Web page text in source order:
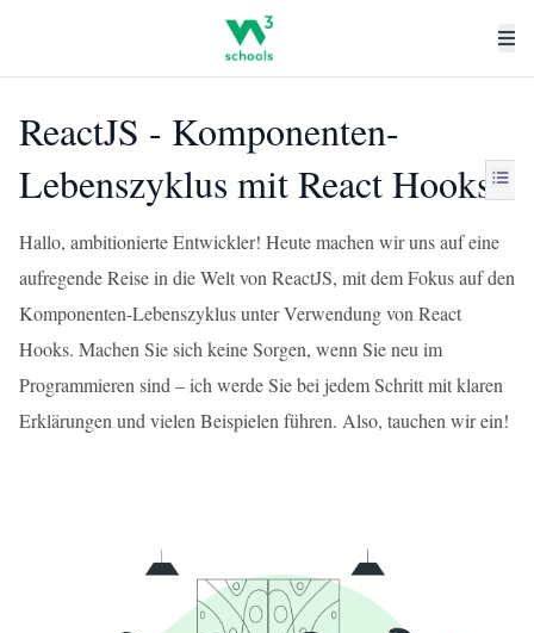
ReactJS - Komponenten-
Lebenszyklus mit React Hooks
Hallo, ambitionierte Entwickler! Heute machen wir uns auf eine
aufregende Reise in die Welt von ReactJS, mit dem Fokus auf den
Komponenten-Lebenszyklus unter Verwendung von React
Hooks. Machen Sie sich keine Sorgen, wenn Sie neu im
Programmieren sind – ich werde Sie bei jedem Schritt mit klaren
Erklärungen und vielen Beispielen führen. Also, tauchen wir ein!